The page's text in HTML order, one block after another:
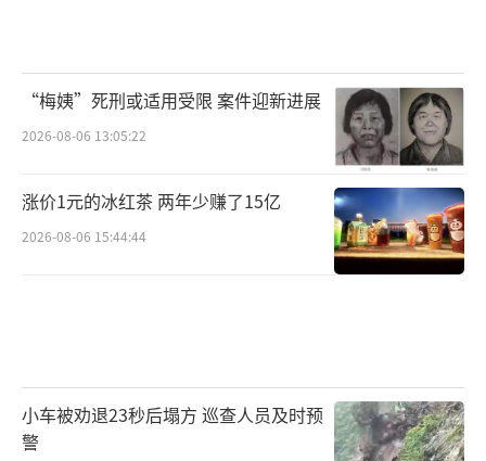
“梅姨”死刑或适用受限 案件迎新进展
2026-08-06 13:05:22
涨价1元的冰红茶 两年少赚了15亿
2026-08-06 15:44:44
小车被劝退23秒后塌方 巡查人员及时预
警